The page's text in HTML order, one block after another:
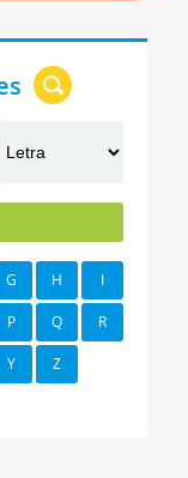
G H I
P Q R
Y Z